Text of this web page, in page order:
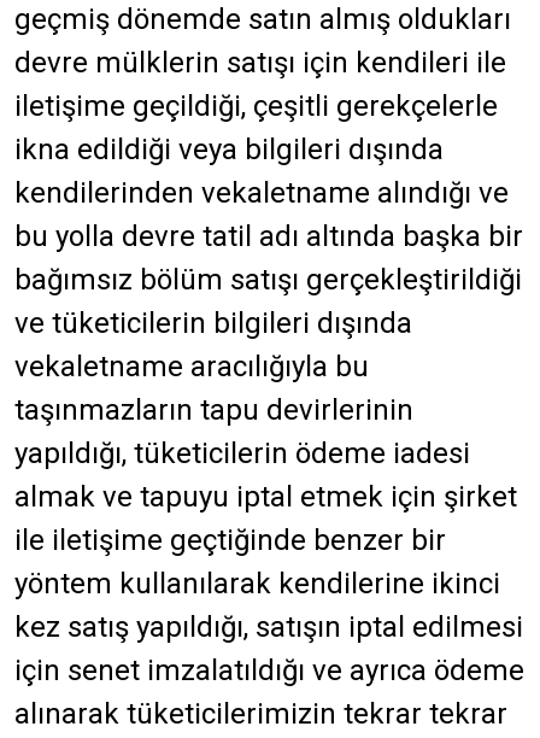
geçmiş dönemde satın almış oldukları
devre mülklerin satışı için kendileri ile
iletişime geçildiği, çeşitli gerekçelerle
ikna edildiği veya bilgileri dışında
kendilerinden vekaletname alındığı ve
bu yolla devre tatil adı altında başka bir
bağımsız bölüm satışı gerçekleştirildiği
ve tüketicilerin bilgileri dışında
vekaletname aracılığıyla bu
taşınmazların tapu devirlerinin
yapıldığı, tüketicilerin ödeme iadesi
almak ve tapuyu iptal etmek için şirket
ile iletişime geçtiğinde benzer bir
yöntem kullanılarak kendilerine ikinci
kez satış yapıldığı, satışın iptal edilmesi
için senet imzalatıldığı ve ayrıca ödeme
alınarak tüketicilerimizin tekrar tekrar